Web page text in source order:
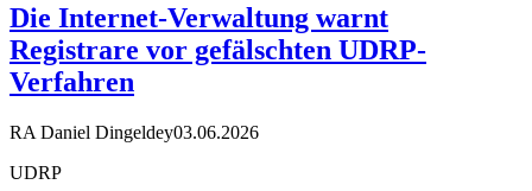
Die Internet-Verwaltung warnt
Registrare vor gefälschten UDRP-
Verfahren
RA Daniel Dingeldey03.06.2026
UDRP